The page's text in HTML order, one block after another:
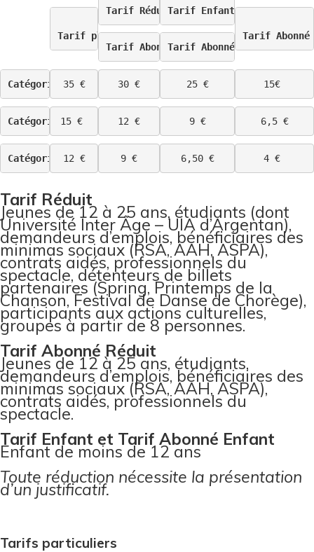
Tarif plein
Tarif Réduit,
Tarif Abonné
Tarif Enfant,
Tarif Abonné Réduit
Tarif Abonné
Catégorie A35 € 30 € 25 € 15€
Catégorie B15 € 12 € 9 € 6,5 €
Catégorie C12 € 9 € 6,50 € 4 €
Tarif Réduit
Jeunes de 12 à 25 ans, étudiants (dont
Université Inter Âge – UIA d’Argentan),
demandeurs d’emplois, bénéficiaires des
minimas sociaux (RSA, AAH, ASPA),
contrats aidés, professionnels du
spectacle, détenteurs de billets
partenaires (Spring, Printemps de la
Chanson, Festival de Danse de Chorège),
participants aux actions culturelles,
groupes à partir de 8 personnes.
Tarif Abonné Réduit
Jeunes de 12 à 25 ans, étudiants,
demandeurs d’emplois, bénéficiaires des
minimas sociaux (RSA, AAH, ASPA),
contrats aidés, professionnels du
spectacle.
Tarif Enfant et Tarif Abonné Enfant
Enfant de moins de 12 ans
Toute réduction nécessite la présentation
d’un justificatif.
Tarifs particuliers